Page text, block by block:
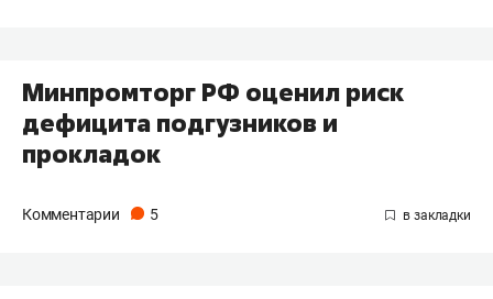
Минпромторг РФ оценил риск
дефицита подгузников и
прокладок
Комментарии 5